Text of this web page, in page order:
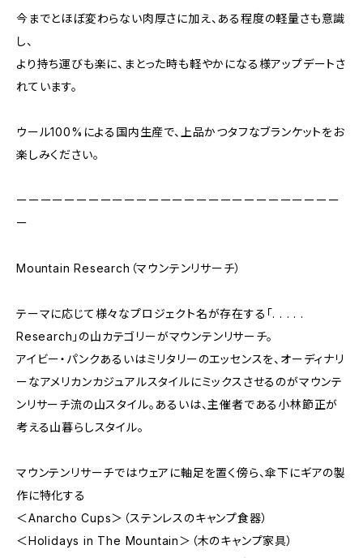
今までとほぼ変わらない肉厚さに加え、ある程度の軽量さも意識
し、
より持ち運びも楽に、まとった時も軽やかになる様アップデートさ
れています。
ウール100%による国内生産で、上品かつタフなブランケットをお
楽しみください。
ーーーーーーーーーーーーーーーーーーーーーーーーーーー
ー
Mountain Research（マウンテンリサーチ）
テーマに応じて様々なプロジェクト名が存在する「. . . . .
Research」の山カテゴリーがマウンテンリサーチ。
アイビー・パンクあるいはミリタリーのエッセンスを、オーディナリ
ーなアメリカンカジュアルスタイルにミックスさせるのがマウンテ
ンリサーチ流の山スタイル。あるいは、主催者である小林節正が
考える山暮らしスタイル。
マウンテンリサーチではウェアに軸足を置く傍ら、傘下にギアの製
作に特化する
＜Anarcho Cups＞（ステンレスのキャンプ食器）
＜Holidays in The Mountain＞（木のキャンプ家具）